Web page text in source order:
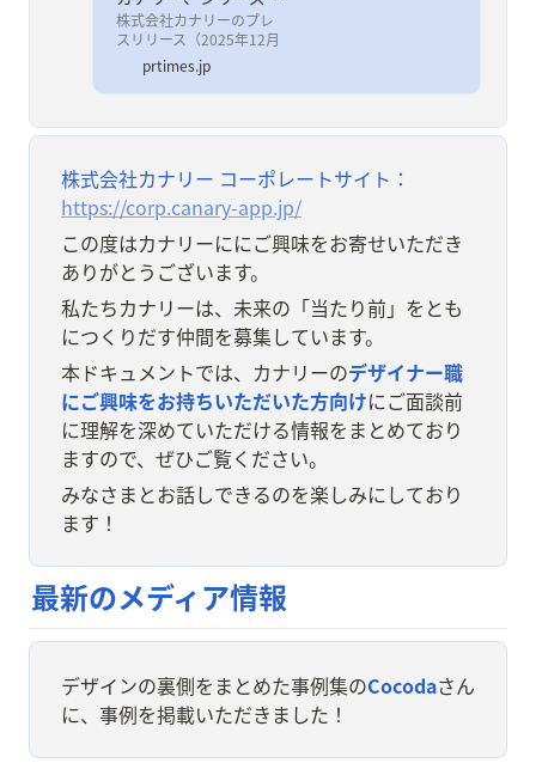
株式会社カナリーのプレ
スリリース（2025年12月
5日 10時00分）カナリ
ー、シリーズCで約40億円
の資金調達を実
を加速
prtimes.jp
株式会社カナリー コーポレートサイト：
https://corp.canary-app.jp/
この度はカナリーににご興味をお寄せいただき
ありがとうございます。
私たちカナリーは、未来の「当たり前」をとも
につくりだす仲間を募集しています。
本ドキュメントでは、カナリーのデザイナー職
にご興味をお持ちいただいた方向けにご面談前
に理解を深めていただける情報をまとめており
ますので、ぜひご覧ください。
みなさまとお話しできるのを楽しみにしており
ます！
最新のメディア情報
デザインの裏側をまとめた事例集のCocodaさん
に、事例を掲載いただきました！